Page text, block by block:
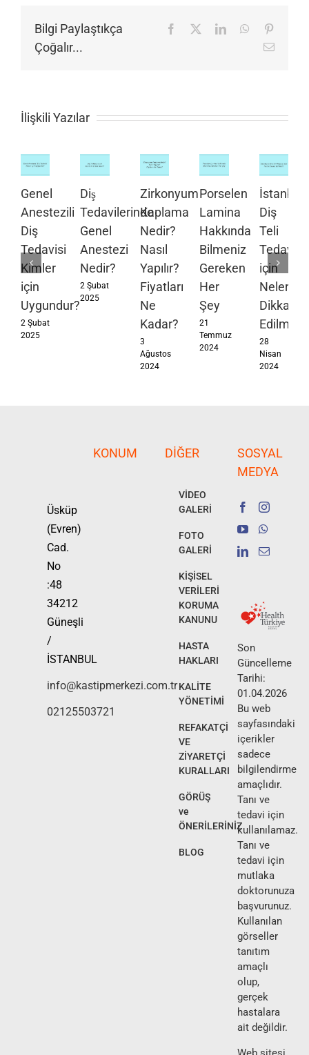
Bilgi Paylaştıkça
Çoğalır...
Facebook LinkedInWhatsApp
E-
İlişkili Yazılar
Genel
Anestezili
Diş
Tedavisi
Kimler
için
Uygundur?
2 Şubat
2025
Diş
Tedavilerinde
Genel
Anestezi
Nedir?
2 Şubat
2025
Zirkonyum
Kaplama
Nedir?
Nasıl
Yapılır?
Fiyatları
Ne
Kadar?
3
Ağustos
2024
Porselen
Lamina
Hakkında
Bilmeniz
Gereken
Her
Şey
21
Temmuz
2024
Diş
Teli
Tedavisi
için
Nelere
Dikkat
Edilmeli?
28
Nisan
2024
Üsküp
(Evren)
Cad.
No
:48
34212
Güneşli
/
İSTANBUL
info@kastipmerkezi.com.tr
02125503721
KONUM DIĞER
VİDEO
GALERİ
FOTO
GALERİ
KİŞİSEL
VERİLERİ
KORUMA
KANUNU
HASTA
HAKLARI
KALİTE
YÖNETİMİ
REFAKATÇİ
VE
ZİYARETÇİ
KURALLARI
GÖRÜŞ
ve
ÖNERİLERİNİZ
BLOG
SOSYAL
MEDYA
Son
Güncelleme
Tarihi:
01.04.2026
Bu web
sayfasındaki
içerikler
sadece
bilgilendirme
amaçlıdır.
Tanı ve
tedavi için
kullanılamaz.
Tanı ve
tedavi için
mutlaka
doktorunuza
başvurunuz.
Kullanılan
görseller
tanıtım
amaçlı
olup,
gerçek
hastalara
ait değildir.